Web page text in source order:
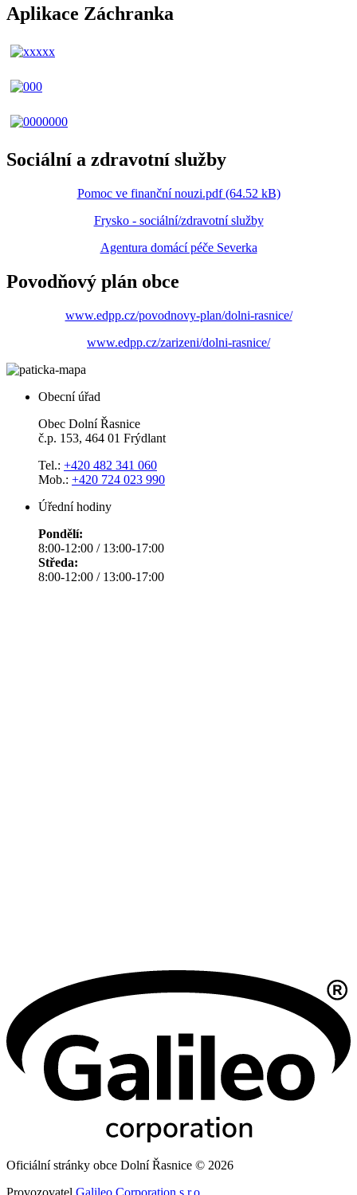
Aplikace Záchranka
Sociální a zdravotní služby
Pomoc ve finanční nouzi.pdf (64.52 kB)
Frysko - sociální/zdravotní služby
Agentura domácí péče Severka
Povodňový plán obce
www.edpp.cz/povodnovy-plan/dolni-rasnice/
www.edpp.cz/zarizeni/dolni-rasnice/
Obecní úřad
Obec Dolní Řasnice
č.p. 153, 464 01 Frýdlant
Tel.: +420 482 341 060
Mob.: +420 724 023 990
Úřední hodiny
Pondělí:
8:00-12:00 / 13:00-17:00
Středa:
8:00-12:00 / 13:00-17:00
Oficiální stránky obce Dolní Řasnice © 2026
Provozovatel Galileo Corporation s.r.o.